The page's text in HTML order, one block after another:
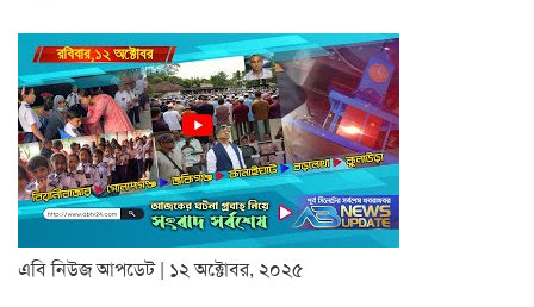
এবি নিউজ আপডেট | ১২ অক্টোবর, ২০২৫